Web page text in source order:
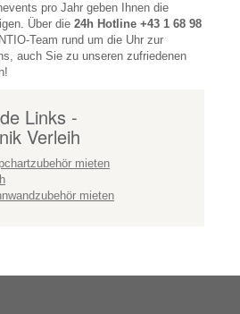
pro Jahr geben Ihnen die
Über die 24h Hotline +43 1 68 98
Team rund um die Uhr zur
auch Sie zu unseren zufriedenen
Links -
Verleih
mieten
mieten